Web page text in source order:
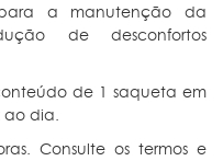
a manutenção da
de desconfortos
de 1 saqueta em
dia.
Consulte os termos e